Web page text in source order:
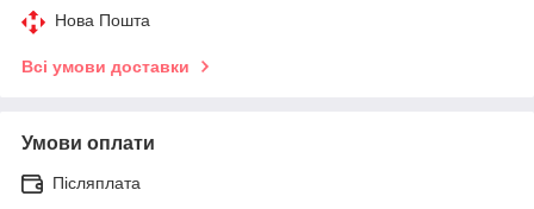
Нова Пошта
Всі умови доставки
Умови оплати
Післяплата